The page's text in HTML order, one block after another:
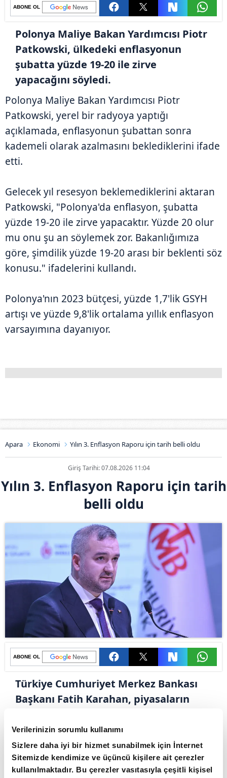
Verilerinizin sorumlu kullanımı
Sizlere daha iyi bir hizmet sunabilmek için İnternet
Sitemizde kendimize ve üçüncü kişilere ait çerezler
kullanılmaktadır. Bu çerezler vasıtasıyla çeşitli kişisel
ABONE OL
Polonya Maliye Bakan Yardımcısı Piotr
Patkowski, ülkedeki enflasyonun
şubatta yüzde 19-20 ile zirve
yapacağını söyledi.
Polonya Maliye Bakan Yardımcısı Piotr
Patkowski, yerel bir radyoya yaptığı
açıklamada, enflasyonun şubattan sonra
kademeli olarak azalmasını beklediklerini ifade
etti.
Gelecek yıl resesyon beklemediklerini aktaran
Patkowski, "Polonya'da enflasyon, şubatta
yüzde 19-20 ile zirve yapacaktır. Yüzde 20 olur
mu onu şu an söylemek zor. Bakanlığımıza
göre, şimdilik yüzde 19-20 arası bir beklenti söz
konusu." ifadelerini kullandı.
Polonya'nın 2023 bütçesi, yüzde 1,7'lik GSYH
artışı ve yüzde 9,8'lik ortalama yıllık enflasyon
varsayımına dayanıyor.
Apara Ekonomi Yılın 3. Enflasyon Raporu için tarih belli oldu
Giriş Tarihi: 07.08.2026 11:04
Yılın 3. Enflasyon Raporu için tarih
belli oldu
ABONE OL
Türkiye Cumhuriyet Merkez Bankası
Başkanı Fatih Karahan, piyasaların
Enflasyon Raporu'nu açıklayacak.
Karahan'ın yapacağı sunum ile
enflasyon beklentileri yeniden
şekillenecek.